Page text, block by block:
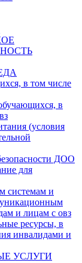
в том числе
в
(условия
ДОО
для
системам и
и лицам с овз
ресурсы, в
инвалидами и
УСЛУГИ